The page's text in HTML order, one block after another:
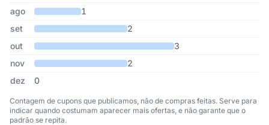
ago
1
set
2
out
3
nov
2
dez
0
Contagem de cupons que publicamos, não de compras feitas. Serve para
indicar quando costumam aparecer mais ofertas, e não garante que o
padrão se repita.